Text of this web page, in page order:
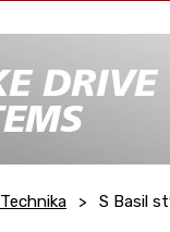
Technika S Basil